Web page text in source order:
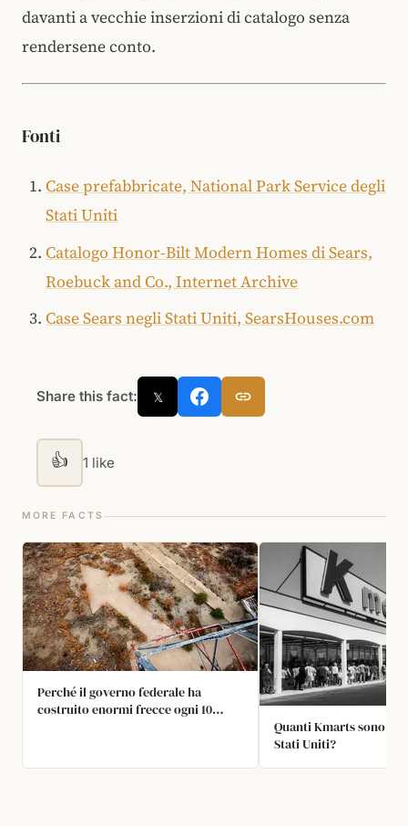
davanti a vecchie inserzioni di catalogo senza
rendersene conto.
Fonti
Case prefabbricate, National Park Service degli
Stati Uniti
Catalogo Honor-Bilt Modern Homes di Sears,
Roebuck and Co., Internet Archive
Case Sears negli Stati Uniti, SearsHouses.com
Share this fact: 𝕏
👍 1 like
MORE FACTS
Perché il governo federale ha
costruito enormi frecce ogni 10
Quanti Kmarts sono
Stati Uniti?